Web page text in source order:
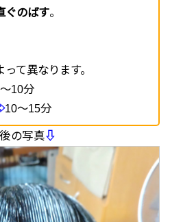
ぐのばす。
て異なります。
10分
10～15分
の写真⇩